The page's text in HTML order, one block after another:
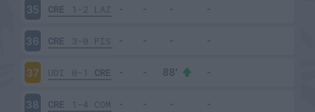
35 CRE 1-2 LAZ
36 CRE 3-0 PIS
37 UDI 0-1 CRE
38 CRE 1-4 COM